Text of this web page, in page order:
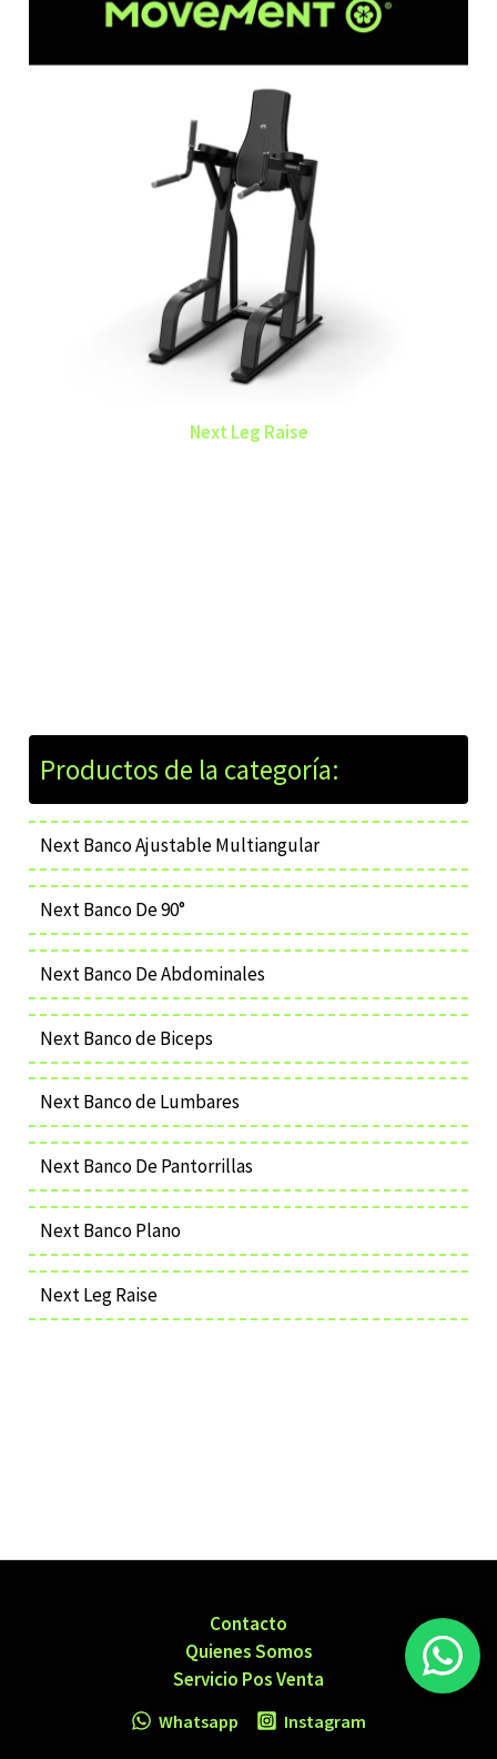
Next Banco Ajustable Multiangular
Next Banco De 90°
Next Banco De Abdominales
Next Banco de Biceps
Next Banco de Lumbares
Next Banco De Pantorrillas
Next Banco Plano
Next Leg Raise
Next Leg Raise
Contacto
Quienes Somos
Servicio Pos Venta
Whatsapp Instagram